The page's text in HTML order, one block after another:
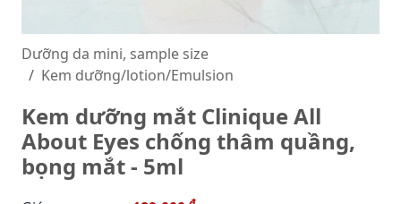
Dưỡng da mini, sample size
Kem dưỡng/lotion/Emulsion
Kem dưỡng mắt Clinique All
About Eyes chống thâm quầng,
bọng mắt - 5ml